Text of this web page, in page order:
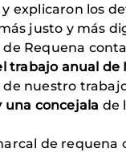
explicaron los
justo y más
Requena
trabajo anual de
nuestro
una concejala de
de requena